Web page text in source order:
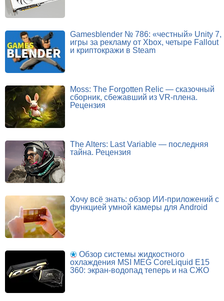
Gamesblender № 786: «честный» Unity 7,
игры за рекламу от Xbox, четыре Fallout
и криптокражи в Steam
Moss: The Forgotten Relic — сказочный
сборник, сбежавший из VR-плена.
Рецензия
The Alters: Last Variable — последняя
тайна. Рецензия
Хочу всё знать: обзор ИИ-приложений с
функцией умной камеры для Android
Обзор системы жидкостного
охлаждения MSI MEG CoreLiquid E15
360: экран-водопад теперь и на СЖО